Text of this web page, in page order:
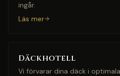
ingår.
Läs mer
Däckhotell
Vi förvarar dina däck i